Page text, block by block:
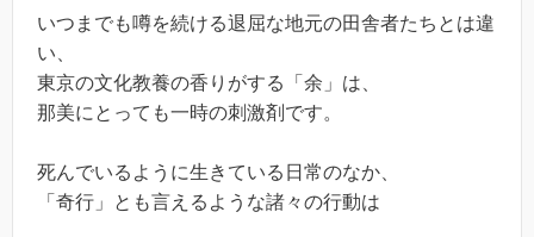
いつまでも噂を続ける退屈な地元の田舎者たちとは違
い、
東京の文化教養の香りがする「余」は、
那美にとっても一時の刺激剤です。
死んでいるように生きている日常のなか、
「奇行」とも言えるような諸々の行動は